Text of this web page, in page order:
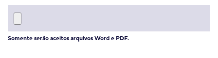
Somente serão aceitos arquivos Word e PDF.